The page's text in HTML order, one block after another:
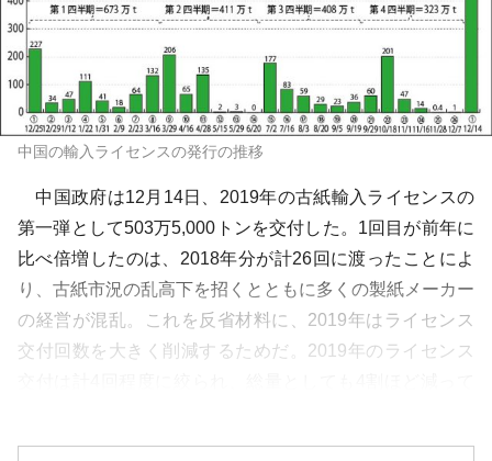
中国の輸入ライセンスの発行の推移
中国政府は12月14日、2019年の古紙輸入ライセンスの
第一弾として503万5,000トンを交付した。1回目が前年に
比べ倍増したのは、2018年分が計26回に渡ったことによ
り、古紙市況の乱高下を招くとともに多くの製紙メーカー
の経営が混乱。これを反省材料に、2019年はライセンス
交付回数を大きく削減するためだ。2019年のライセンス